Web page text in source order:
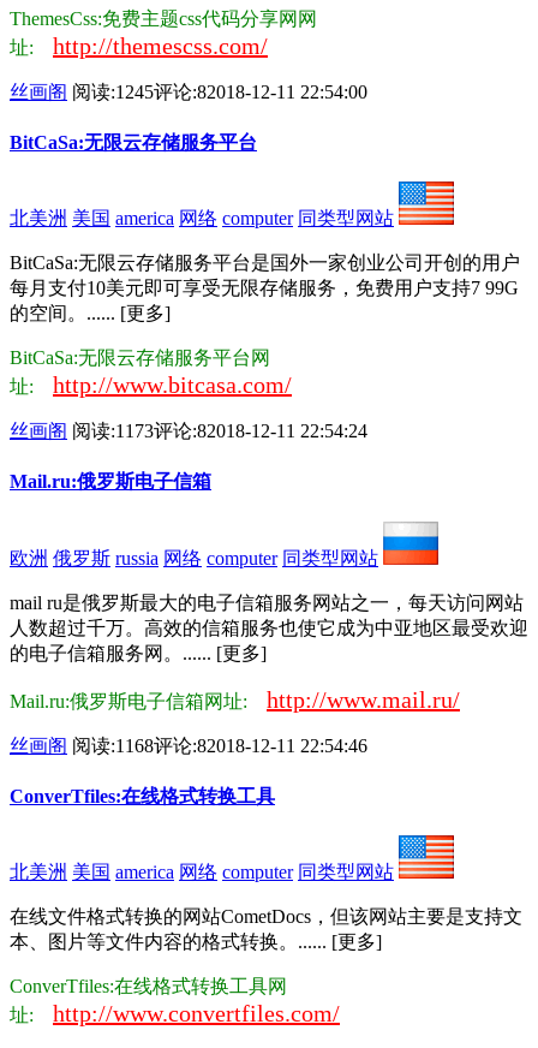
ThemesCss:免费主题css代码分享网网
址: http://themescss.com/
丝画阁 阅读:1245评论:82018-12-11 22:54:00
BitCaSa:无限云存储服务平台
北美洲 美国 america 网络 computer 同类型网站
BitCaSa:无限云存储服务平台是国外一家创业公司开创的用户
每月支付10美元即可享受无限存储服务，免费用户支持7 99G
的空间。...... [更多]
BitCaSa:无限云存储服务平台网
址: http://www.bitcasa.com/
丝画阁 阅读:1173评论:82018-12-11 22:54:24
Mail.ru:俄罗斯电子信箱
欧洲 俄罗斯 russia 网络 computer 同类型网站
mail ru是俄罗斯最大的电子信箱服务网站之一，每天访问网站
人数超过千万。高效的信箱服务也使它成为中亚地区最受欢迎
的电子信箱服务网。...... [更多]
Mail.ru:俄罗斯电子信箱网址: http://www.mail.ru/
丝画阁 阅读:1168评论:82018-12-11 22:54:46
ConverTfiles:在线格式转换工具
北美洲 美国 america 网络 computer 同类型网站
在线文件格式转换的网站CometDocs，但该网站主要是支持文
本、图片等文件内容的格式转换。...... [更多]
ConverTfiles:在线格式转换工具网
址: http://www.convertfiles.com/